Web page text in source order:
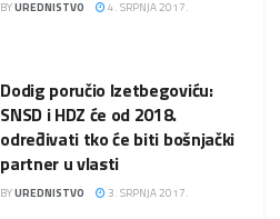
BYUREDNISTVO 4. SRPNJA 2017.
Dodig poručio Izetbegoviću:
SNSD i HDZ će od 2018.
određivati tko će biti bošnjački
partner u vlasti
BYUREDNISTVO 3. SRPNJA 2017.